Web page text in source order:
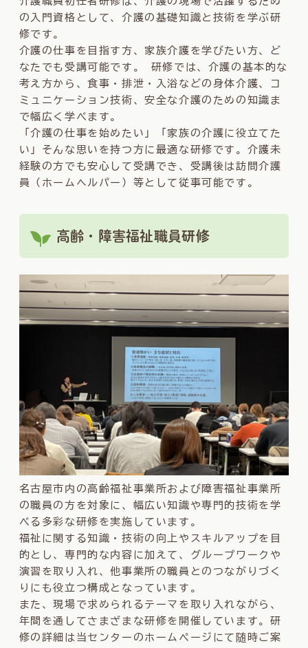
の入門資格として、介護の基礎知識と技術を学ぶ研
修です。
介護の仕事を目指す方、家族介護を学びたい方、ど
なたでも受講可能です。 研修では、介護の基本的な
考え方から、食事・排泄・入浴などの身体介護、コ
ミュニケーション技術、安全な介護のための知識ま
で幅広く学べます。
「介護の仕事を始めたい」「家族の介護に役立てた
い」そんな思いを持つ方に最適な研修です。介護未
経験の方でも安心して受講でき、受講後は訪問介護
員（ホームヘルパー）等として従事可能です。
高齢・障害福祉職員研修
名古屋市内の高齢福祉事業所および障害福祉事業所
の職員の方を対象に、幅広い知識や専門的技術を学
べる多彩な研修を実施しています。
福祉に関する知識・技術の向上やスキルアップを目
的とし、専門的な内容に加えて、グループワークや
演習を取り入れ、他事業所の職員とのつながりづく
りにも役立つ構成となっています。
また、現場で求められるテーマを取り入れながら、
年間を通してさまざまな研修を開催しています。研
修の詳細は当センターのホームページにて随時ご案